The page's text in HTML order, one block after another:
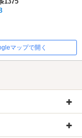
マップで開く